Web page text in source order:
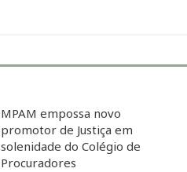
MPAM empossa novo
promotor de Justiça em
solenidade do Colégio de
Procuradores